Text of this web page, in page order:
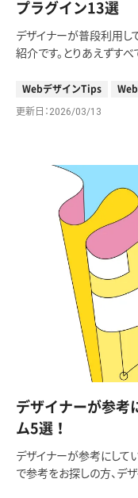
プラグイン13選
デザイナーが普段利用し
紹介です。とりあえずす
WebデザインTips
更新日 2026/03/13
デザイナーが参考
ム5選！
デザイナーが参考にして
で参考をお探しの方、デ